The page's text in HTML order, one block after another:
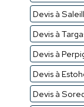
Devis à
Devis à
Devis à
Devis à
Devis à